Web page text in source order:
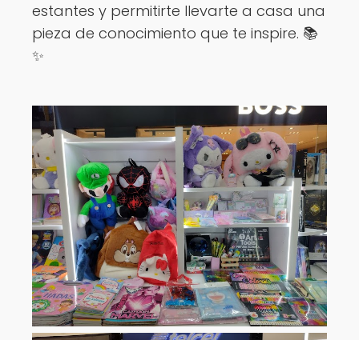
estantes y permitirte llevarte a casa una
pieza de conocimiento que te inspire. 📚
✨